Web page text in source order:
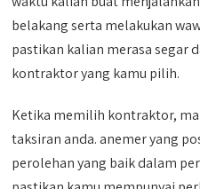
belakang serta melakukan
pastikan kalian merasa segar
kontraktor yang kamu pilih.
Ketika memilih kontraktor,
taksiran anda. anemer yang
perolehan yang baik dalam